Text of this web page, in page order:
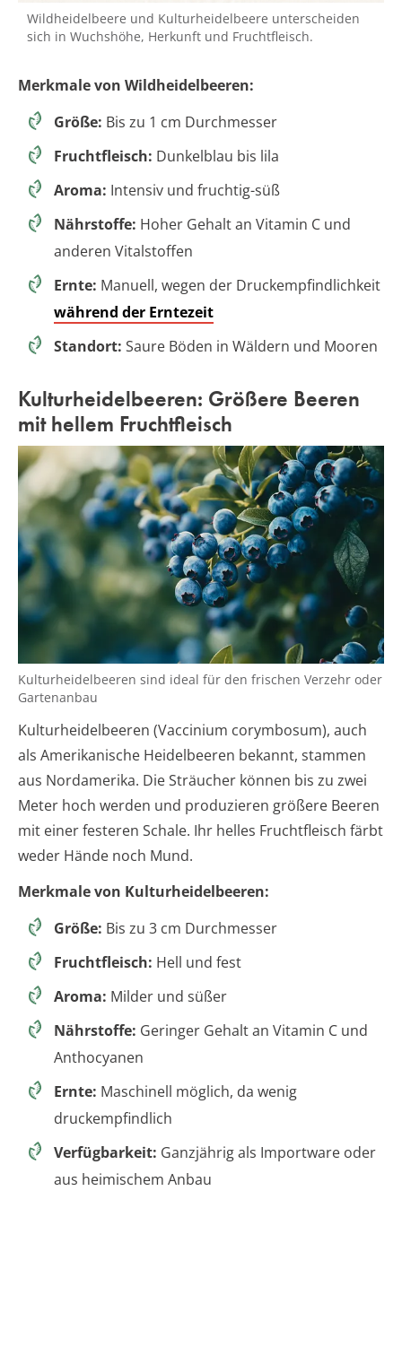
Wildheidelbeere und Kulturheidelbeere unterscheiden
sich in Wuchshöhe, Herkunft und Fruchtfleisch.
Merkmale von Wildheidelbeeren:
Größe: Bis zu 1 cm Durchmesser
Fruchtfleisch: Dunkelblau bis lila
Aroma: Intensiv und fruchtig-süß
Nährstoffe: Hoher Gehalt an Vitamin C und
anderen Vitalstoffen
Ernte: Manuell, wegen der Druckempfindlichkeit
während der Erntezeit
Standort: Saure Böden in Wäldern und Mooren
Kulturheidelbeeren: Größere Beeren
mit hellem Fruchtfleisch
Kulturheidelbeeren sind ideal für den frischen Verzehr oder
Gartenanbau
Kulturheidelbeeren (Vaccinium corymbosum), auch
als Amerikanische Heidelbeeren bekannt, stammen
aus Nordamerika. Die Sträucher können bis zu zwei
Meter hoch werden und produzieren größere Beeren
mit einer festeren Schale. Ihr helles Fruchtfleisch färbt
weder Hände noch Mund.
Merkmale von Kulturheidelbeeren:
Größe: Bis zu 3 cm Durchmesser
Fruchtfleisch: Hell und fest
Aroma: Milder und süßer
Nährstoffe: Geringer Gehalt an Vitamin C und
Anthocyanen
Ernte: Maschinell möglich, da wenig
druckempfindlich
Verfügbarkeit: Ganzjährig als Importware oder
aus heimischem Anbau